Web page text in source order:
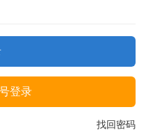
登录
找回密码